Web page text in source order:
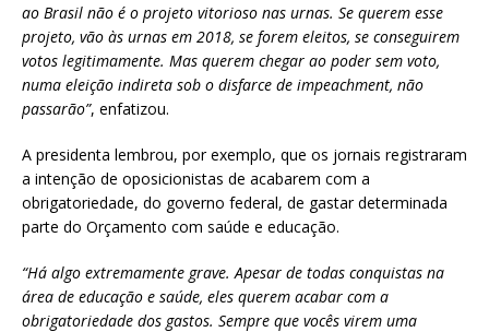
ao Brasil não é o projeto vitorioso nas urnas. Se querem esse
projeto, vão às urnas em 2018, se forem eleitos, se conseguirem
votos legitimamente. Mas querem chegar ao poder sem voto,
numa eleição indireta sob o disfarce de impeachment, não
passarão”, enfatizou.
A presidenta lembrou, por exemplo, que os jornais registraram
a intenção de oposicionistas de acabarem com a
obrigatoriedade, do governo federal, de gastar determinada
parte do Orçamento com saúde e educação.
“Há algo extremamente grave. Apesar de todas conquistas na
área de educação e saúde, eles querem acabar com a
obrigatoriedade dos gastos. Sempre que vocês virem uma